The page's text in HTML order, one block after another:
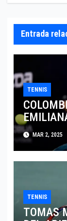
Entrada
TENNIS
MAR 2, 2025
TENNIS
TOMAS